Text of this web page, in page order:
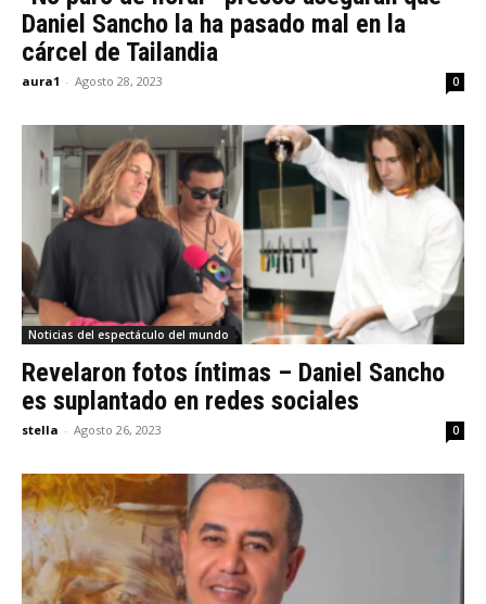
Daniel Sancho la ha pasado mal en la
cárcel de Tailandia
aura1 - Agosto 28, 2023 0
Noticias del espectáculo del mundo
Revelaron fotos íntimas – Daniel Sancho
es suplantado en redes sociales
stella - Agosto 26, 2023 0